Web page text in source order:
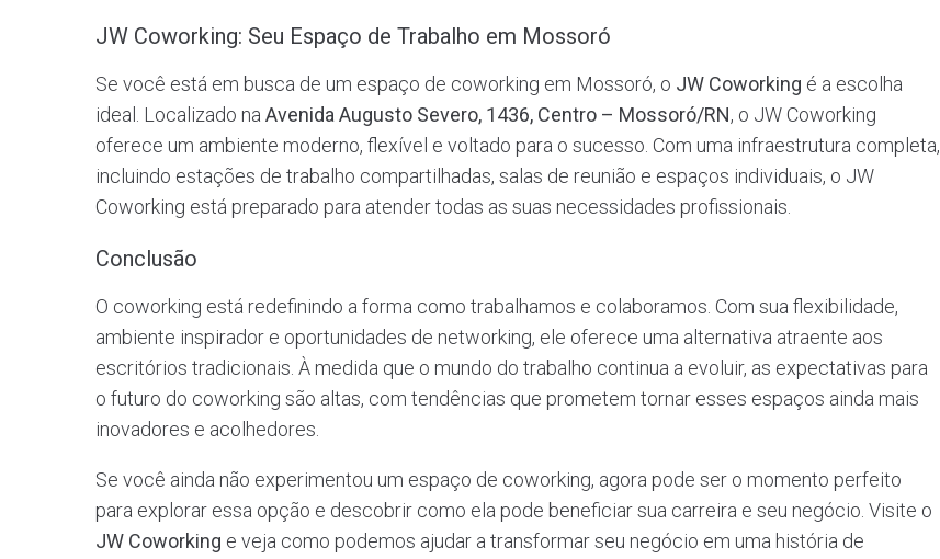
JW Coworking: Seu Espaço de Trabalho em Mossoró
Se você está em busca de um espaço de coworking em Mossoró, o JW Coworking é a escolha
ideal. Localizado na Avenida Augusto Severo, 1436, Centro – Mossoró/RN, o JW Coworking
oferece um ambiente moderno, flexível e voltado para o sucesso. Com uma infraestrutura completa,
incluindo estações de trabalho compartilhadas, salas de reunião e espaços individuais, o JW
Coworking está preparado para atender todas as suas necessidades profissionais.
Conclusão
O coworking está redefinindo a forma como trabalhamos e colaboramos. Com sua flexibilidade,
ambiente inspirador e oportunidades de networking, ele oferece uma alternativa atraente aos
escritórios tradicionais. À medida que o mundo do trabalho continua a evoluir, as expectativas para
o futuro do coworking são altas, com tendências que prometem tornar esses espaços ainda mais
inovadores e acolhedores.
Se você ainda não experimentou um espaço de coworking, agora pode ser o momento perfeito
para explorar essa opção e descobrir como ela pode beneficiar sua carreira e seu negócio. Visite o
JW Coworking e veja como podemos ajudar a transformar seu negócio em uma história de